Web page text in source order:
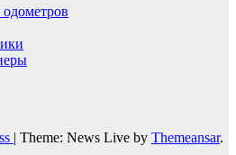
| Theme: News Live by Themeansar.